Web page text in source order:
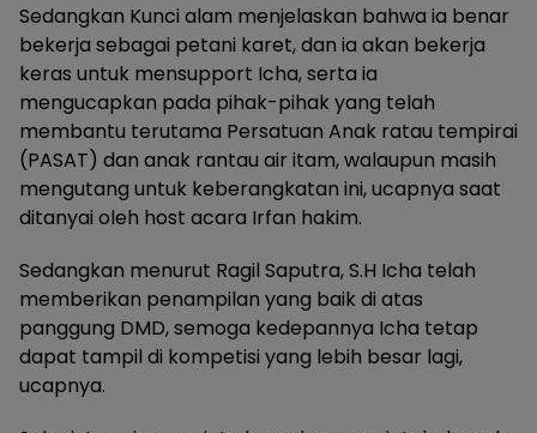
Sedangkan Kunci alam menjelaskan bahwa ia benar
bekerja sebagai petani karet, dan ia akan bekerja
keras untuk mensupport Icha, serta ia
mengucapkan pada pihak-pihak yang telah
membantu terutama Persatuan Anak ratau tempirai
(PASAT) dan anak rantau air itam, walaupun masih
mengutang untuk keberangkatan ini, ucapnya saat
ditanyai oleh host acara Irfan hakim.
Sedangkan menurut Ragil Saputra, S.H Icha telah
memberikan penampilan yang baik di atas
panggung DMD, semoga kedepannya Icha tetap
dapat tampil di kompetisi yang lebih besar lagi,
ucapnya.